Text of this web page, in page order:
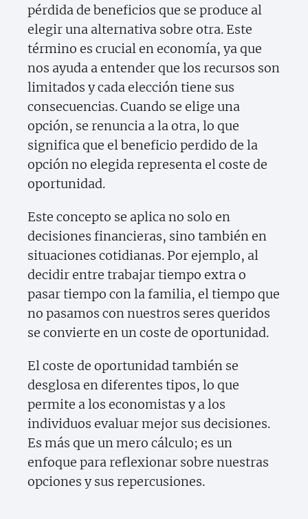
pérdida de beneficios que se produce al
elegir una alternativa sobre otra. Este
término es crucial en economía, ya que
nos ayuda a entender que los recursos son
limitados y cada elección tiene sus
consecuencias. Cuando se elige una
opción, se renuncia a la otra, lo que
significa que el beneficio perdido de la
opción no elegida representa el coste de
oportunidad.
Este concepto se aplica no solo en
decisiones financieras, sino también en
situaciones cotidianas. Por ejemplo, al
decidir entre trabajar tiempo extra o
pasar tiempo con la familia, el tiempo que
no pasamos con nuestros seres queridos
se convierte en un coste de oportunidad.
El coste de oportunidad también se
desglosa en diferentes tipos, lo que
permite a los economistas y a los
individuos evaluar mejor sus decisiones.
Es más que un mero cálculo; es un
enfoque para reflexionar sobre nuestras
opciones y sus repercusiones.